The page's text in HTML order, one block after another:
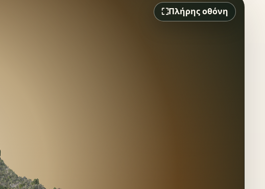
⛶Πλήρης οθόνη